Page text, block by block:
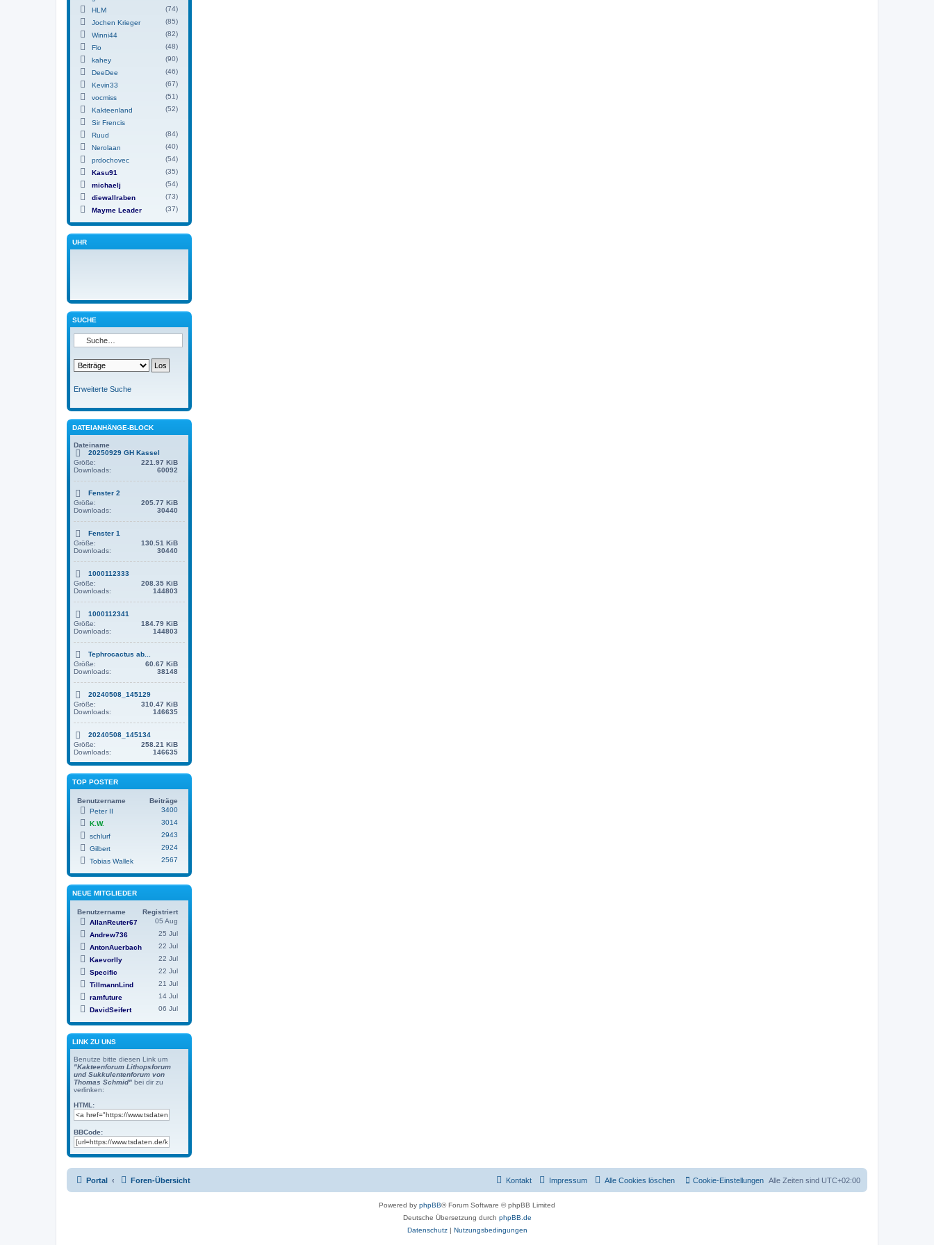
HLM
(74)
Jochen Krieger
(85)
Winni44
(82)
Flo
(48)
kahey
(90)
DeeDee
(46)
Kevin33
(67)
vocmiss
(51)
Kakteenland
(52)
Sir Frencis
Ruud
(84)
Nerolaan
(40)
prdochovec
(54)
Kasu91
(35)
michaelj
(54)
diewallraben
(73)
Mayme Leader
(37)
UHR
SUCHE
Erweiterte Suche
DATEIANHÄNGE-BLOCK
Dateiname
20250929 GH Kassel
Größe:
221.97 KiB
Downloads:
60092
Fenster 2
Größe:
205.77 KiB
Downloads:
30440
Fenster 1
Größe:
130.51 KiB
Downloads:
30440
1000112333
Größe:
208.35 KiB
Downloads:
144803
1000112341
Größe:
184.79 KiB
Downloads:
144803
Tephrocactus ab...
Größe:
60.67 KiB
Downloads:
38148
20240508_145129
Größe:
310.47 KiB
Downloads:
146635
20240508_145134
Größe:
258.21 KiB
Downloads:
146635
TOP POSTER
Benutzername
Beiträge
Peter II
3400
K.W.
3014
schlurf
2943
Gilbert
2924
Tobias Wallek
2567
NEUE MITGLIEDER
Benutzername
Registriert
AllanReuter67
05 Aug
Andrew736
25 Jul
AntonAuerbach
22 Jul
Kaevorlly
22 Jul
Specific
22 Jul
TillmannLind
21 Jul
ramfuture
14 Jul
DavidSeifert
06 Jul
LINK ZU UNS
Benutze bitte diesen Link um
"Kakteenforum Lithopsforum
und Sukkulentenforum von
Thomas Schmid" bei dir zu
verlinken:
HTML:
BBCode:
Portal Foren-Übersicht Alle Zeiten sind UTC+02:00
Cookie-Einstellungen
Alle Cookies löschen
Impressum
Kontakt
Powered by phpBB® Forum Software © phpBB Limited
Deutsche Übersetzung durch phpBB.de
Datenschutz| Nutzungsbedingungen